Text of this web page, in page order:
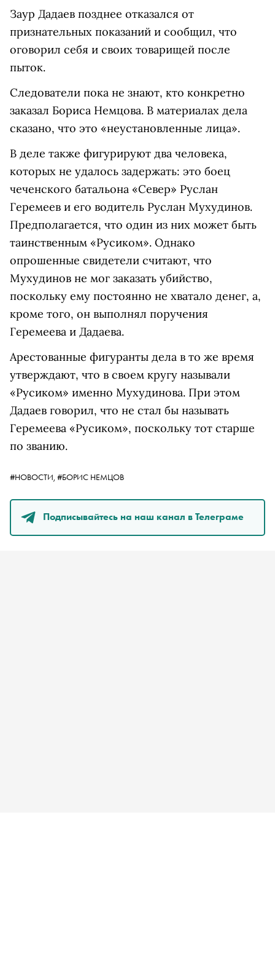
Заур Дадаев позднее отказался от
признательных показаний и сообщил, что
оговорил себя и своих товарищей после
пыток.
Следователи пока не знают, кто конкретно
заказал Бориса Немцова. В материалах дела
сказано, что это «неустановленные лица».
В деле также фигурируют два человека,
которых не удалось задержать: это боец
чеченского батальона «Север» Руслан
Геремеев и его водитель Руслан Мухудинов.
Предполагается, что один из них может быть
таинственным «Русиком». Однако
опрошенные свидетели считают, что
Мухудинов не мог заказать убийство,
поскольку ему постоянно не хватало денег, а,
кроме того, он выполнял поручения
Геремеева и Дадаева.
Арестованные фигуранты дела в то же время
утверждают, что в своем кругу называли
«Русиком» именно Мухудинова. При этом
Дадаев говорил, что не стал бы называть
Геремеева «Русиком», поскольку тот старше
по званию.
#НОВОСТИ, #БОРИС НЕМЦОВ
Подписывайтесь на наш канал в Телеграме